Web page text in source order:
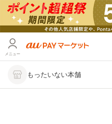
メニュー
もったいない本舗